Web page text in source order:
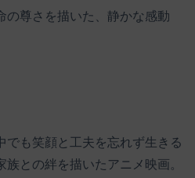
の尊さを描いた、静かな感動
でも笑顔と工夫を忘れず生きる
との絆を描いたアニメ映画。